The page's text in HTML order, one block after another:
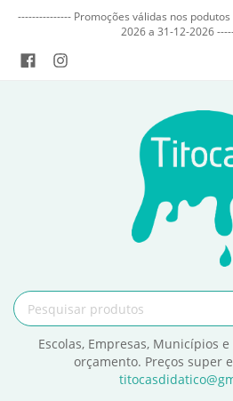
--------------- Promoções válidas nos
2026 a 31-12-2026
Escolas, Empresas, Municípios
orçamento. Preços super